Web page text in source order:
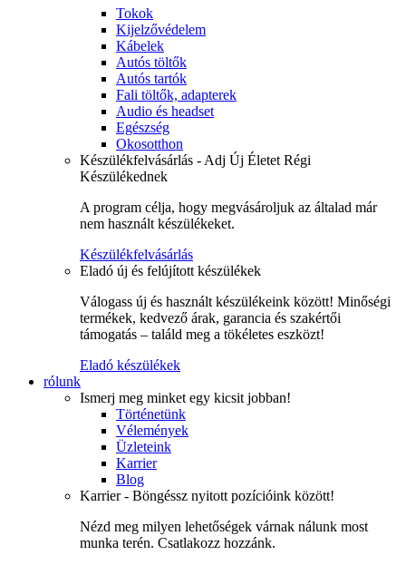
Tokok
Kijelzővédelem
Kábelek
Autós töltők
Autós tartók
Fali töltők, adapterek
Audio és headset
Egészség
Okosotthon
Készülékfelvásárlás - Adj Új Életet Régi
Készülékednek
A program célja, hogy megvásároljuk az általad már
nem használt készülékeket.
Készülékfelvásárlás
Eladó új és felújított készülékek
Válogass új és használt készülékeink között! Minőségi
termékek, kedvező árak, garancia és szakértői
támogatás – találd meg a tökéletes eszközt!
Eladó készülékek
rólunk
Ismerj meg minket egy kicsit jobban!
Történetünk
Vélemények
Üzleteink
Karrier
Blog
Karrier - Böngéssz nyitott pozícióink között!
Nézd meg milyen lehetőségek várnak nálunk most
munka terén. Csatlakozz hozzánk.